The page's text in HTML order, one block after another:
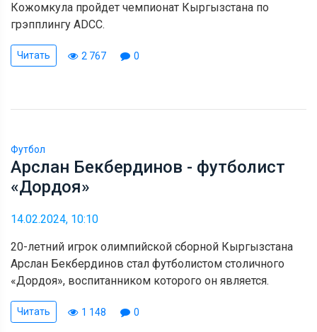
Кожомкула пройдет чемпионат Кыргызстана по
грэпплингу ADCC.
Читать 2 767 0
Футбол
Арслан Бекбердинов - футболист
«Дордоя»
14.02.2024, 10:10
20-летний игрок олимпийской сборной Кыргызстана
Арслан Бекбердинов стал футболистом столичного
«Дордоя», воспитанником которого он является.
Читать 1 148 0